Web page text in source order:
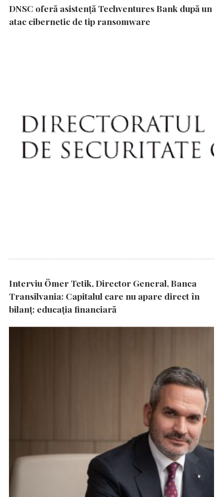
DNSC oferă asistență Techventures Bank după un
atac cibernetic de tip ransomware
Interviu Ömer Tetik, Director General, Banca
Transilvania: Capitalul care nu apare direct în
bilanț: educația financiară